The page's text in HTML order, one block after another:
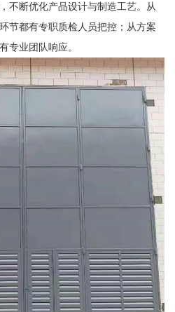
不断优化产品设计与制造工艺。从
节都有专职质检人员把控；从方案
专业团队响应。